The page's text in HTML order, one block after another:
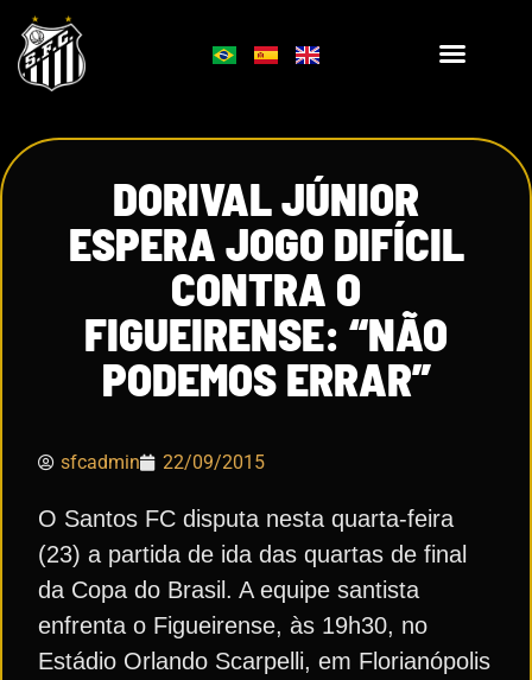
DORIVAL JÚNIOR
ESPERA JOGO DIFÍCIL
CONTRA O
FIGUEIRENSE: “NÃO
PODEMOS ERRAR”
sfcadmin 22/09/2015
O Santos FC disputa nesta quarta-feira
(23) a partida de ida das quartas de final
da Copa do Brasil. A equipe santista
enfrenta o Figueirense, às 19h30, no
Estádio Orlando Scarpelli, em Florianópolis